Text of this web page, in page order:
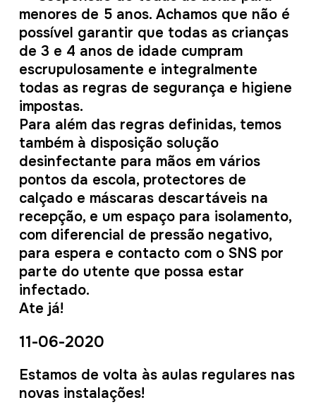
menores de 5 anos. Achamos que não é
possível garantir que todas as crianças
de 3 e 4 anos de idade cumpram
escrupulosamente e integralmente
todas as regras de segurança e higiene
impostas.
Para além das regras definidas, temos
também à disposição solução
desinfectante para mãos em vários
pontos da escola, protectores de
calçado e máscaras descartáveis na
recepção, e um espaço para isolamento,
com diferencial de pressão negativo,
para espera e contacto com o SNS por
parte do utente que possa estar
infectado.
Ate já!
11-06-2020
Estamos de volta às aulas regulares nas
novas instalações!